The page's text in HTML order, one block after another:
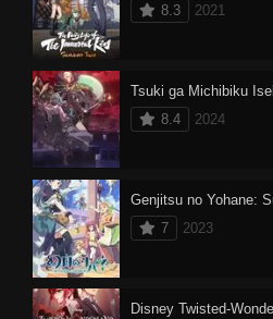
8.3
2021
Tsuki ga Michibiku
8.4
2024
Genjitsu no Yohane:
7
2023
Disney Twisted-